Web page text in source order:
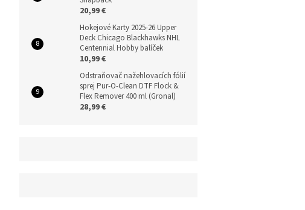
20,99 €
Hokejové Karty 2025-26 Upper
Deck Chicago Blackhawks NHL
Centennial Hobby balíček
10,99 €
Odstraňovač nažehlovacích fólií
sprej Pur-O-Clean DTF Flock &
Flex Remover 400 ml (Gronal)
28,99 €